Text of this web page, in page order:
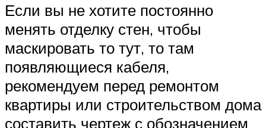
Если вы не хотите постоянно
менять отделку стен, чтобы
маскировать то тут, то там
появляющиеся кабеля,
рекомендуем перед ремонтом
квартиры или строительством дома
составить чертеж с обозначением